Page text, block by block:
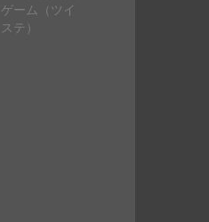
ゲーム（ツイ
ステ）